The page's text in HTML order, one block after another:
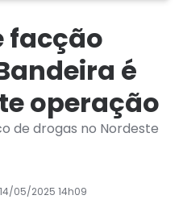
facção
é
operação
de drogas no Nordeste
14/05/2025 14h09